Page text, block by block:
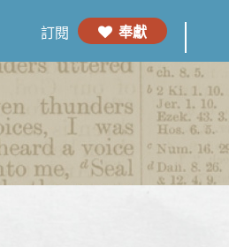
奉獻
訂閱